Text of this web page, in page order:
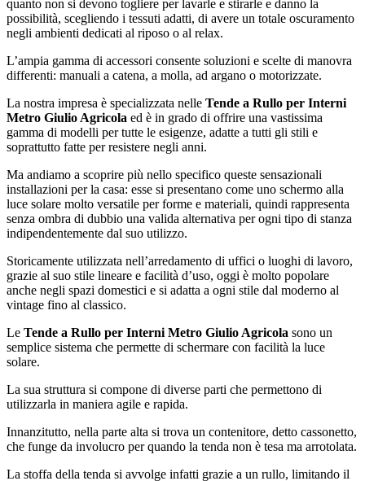
quanto non si devono togliere per lavarle e stirarle e danno la
possibilità, scegliendo i tessuti adatti, di avere un totale oscuramento
negli ambienti dedicati al riposo o al relax.
L’ampia gamma di accessori consente soluzioni e scelte di manovra
differenti: manuali a catena, a molla, ad argano o motorizzate.
La nostra impresa è specializzata nelle Tende a Rullo per Interni
Metro Giulio Agricola ed è in grado di offrire una vastissima
gamma di modelli per tutte le esigenze, adatte a tutti gli stili e
soprattutto fatte per resistere negli anni.
Ma andiamo a scoprire più nello specifico queste sensazionali
installazioni per la casa: esse si presentano come uno schermo alla
luce solare molto versatile per forme e materiali, quindi rappresenta
senza ombra di dubbio una valida alternativa per ogni tipo di stanza
indipendentemente dal suo utilizzo.
Storicamente utilizzata nell’arredamento di uffici o luoghi di lavoro,
grazie al suo stile lineare e facilità d’uso, oggi è molto popolare
anche negli spazi domestici e si adatta a ogni stile dal moderno al
vintage fino al classico.
Le Tende a Rullo per Interni Metro Giulio Agricola sono un
semplice sistema che permette di schermare con facilità la luce
solare.
La sua struttura si compone di diverse parti che permettono di
utilizzarla in maniera agile e rapida.
Innanzitutto, nella parte alta si trova un contenitore, detto cassonetto,
che funge da involucro per quando la tenda non è tesa ma arrotolata.
La stoffa della tenda si avvolge infatti grazie a un rullo, limitando il